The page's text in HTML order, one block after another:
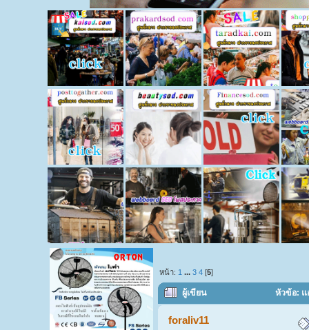
หน้า: 1 ...3 4 [5]
ผู้เขียน หัวข้อ: แ
ปริมณฑล | air-ban (อ่าน 874 ครั้ง)
foraliv11